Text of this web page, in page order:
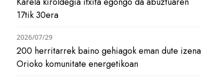
17tik 30era
200 herritarrek baino gehiagok eman dute izena
Orioko komunitate energetikoan
2026/07/29